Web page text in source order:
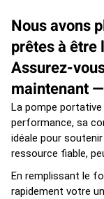
Nous avons
prêtes à
Assurez-
maintenant
La pompe portative
performance, sa
idéale pour
ressource fiable,
En remplissant le
rapidement votre